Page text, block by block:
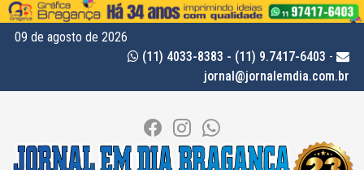
09 de agosto de 2026
(11) 4033-8383 - (11) 9.7417-6403 -
jornal@jornalemdia.com.br